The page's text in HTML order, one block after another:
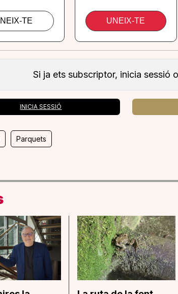
Si ja ets subscriptor, inicia sessió
INICIA SESSIÓ
Parquets